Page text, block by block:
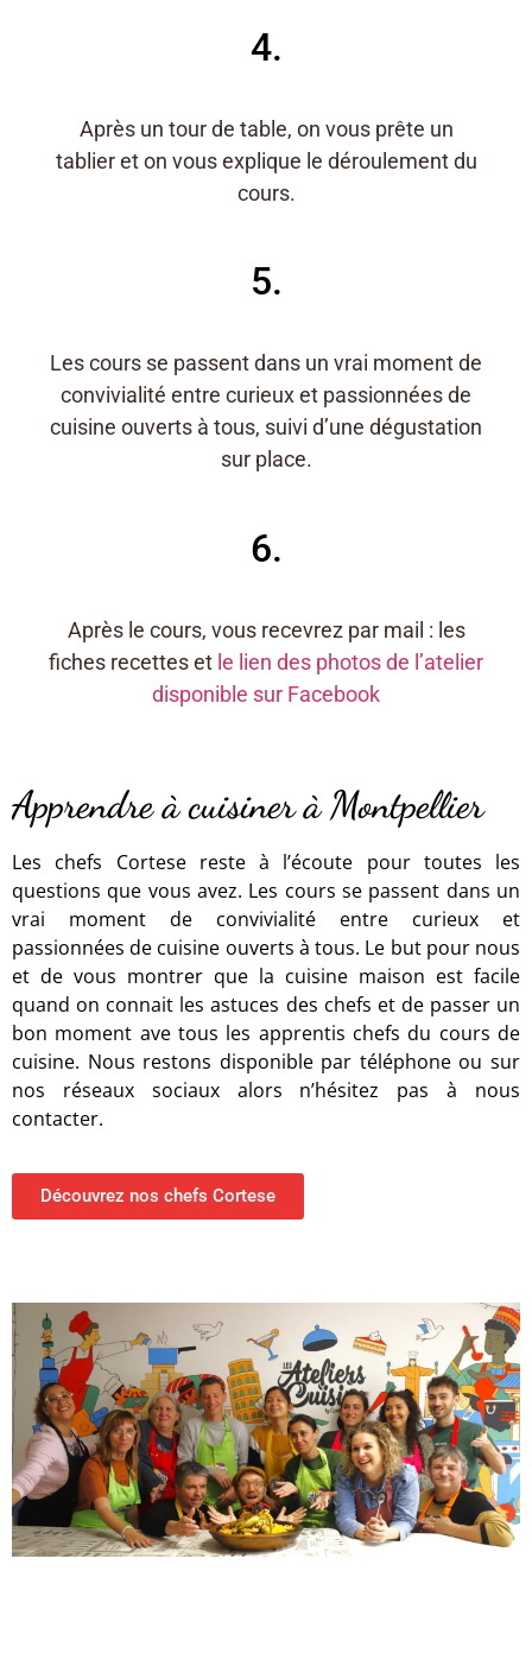
4.
Après un tour de table, on vous prête un
tablier et on vous explique le déroulement du
cours.
5.
Les cours se passent dans un vrai moment de
convivialité entre curieux et passionnées de
cuisine ouverts à tous, suivi d’une dégustation
sur place.
6.
Après le cours, vous recevrez par mail : les
fiches recettes et le lien des photos de l’atelier
disponible sur Facebook
Apprendre à cuisiner à Montpellier
Les chefs Cortese reste à l’écoute pour toutes les
questions que vous avez. Les cours se passent dans un
vrai moment de convivialité entre curieux et
passionnées de cuisine ouverts à tous. Le but pour nous
et de vous montrer que la cuisine maison est facile
quand on connait les astuces des chefs et de passer un
bon moment ave tous les apprentis chefs du cours de
cuisine. Nous restons disponible par téléphone ou sur
nos réseaux sociaux alors n’hésitez pas à nous
contacter.
Découvrez nos chefs Cortese